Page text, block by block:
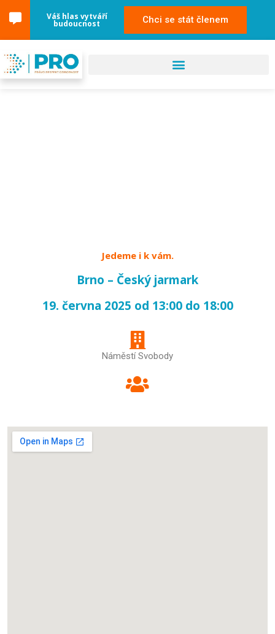
Váš hlas vytváří
budoucnost Chci se stát členem
Jedeme i k vám.
Brno – Český jarmark
19. června 2025 od 13:00 do 18:00
Náměstí Svobody